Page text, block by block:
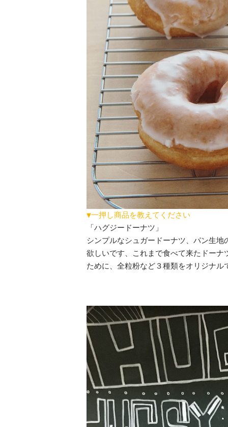
▼一押し商品を教えてください
「ハグジードーナツ」
シンプルなシュガードーナツ、パン生
欲しいです、これまで食べて来たドー
ために、全粒粉など３種類をオリジナ